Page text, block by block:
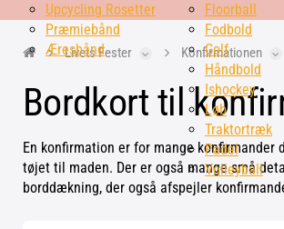
Upcycling Rosetter
Præmiebånd
Æresbånd
Floorball
Fodbold
Golf
Håndbold
Ishockey
Løb
Traktortræk
Padel
Volleyball
Livets Fester Konfirmationen
Bordkort til
En konfirmation er for mange
tøjet til maden. Der er også mange små
borddækning, der også afspejler